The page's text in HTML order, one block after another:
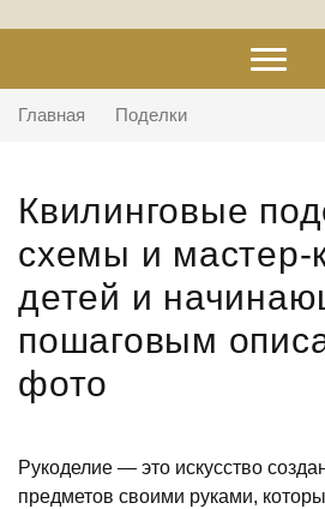
Главная Поделки
Квилинговые
схемы и мастер-
детей и
пошаговым
фото
Рукоделие — это искусство
предметов своими руками,